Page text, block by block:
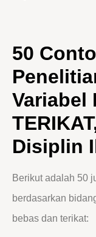
50
Variabel
Disiplin
Berikut adalah 50
berdasarkan
bebas dan terikat: